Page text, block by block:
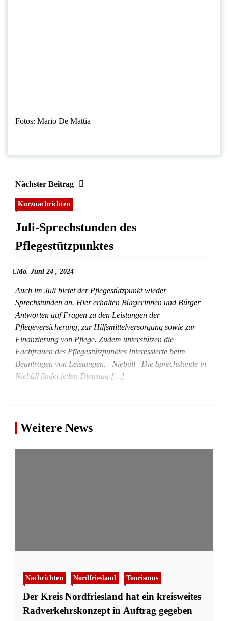
Fotos: Mario De Mattia
Nächster Beitrag
Kurznachrichten
Juli-Sprechstunden des
Pflegestützpunktes
Mo. Juni 24 , 2024
Auch im Juli bietet der Pflegestützpunkt wieder
Sprechstunden an. Hier erhalten Bürgerinnen und Bürger
Antworten auf Fragen zu den Leistungen der
Pflegeversicherung, zur Hilfsmittelversorgung sowie zur
Finanzierung von Pflege. Zudem unterstützen die
Fachfrauen des Pflegestützpunktes Interessierte beim
Beantragen von Leistungen. Niebüll Die Sprechstunde in
Niebüll findet jeden Dienstag […]
Weitere News
Nachrichten Nordfriesland Tourismus
Der Kreis Nordfriesland hat ein kreisweites
Radverkehrskonzept in Auftrag gegeben